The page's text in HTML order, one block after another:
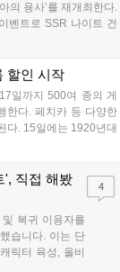
의 용사’를 재개최한다.
벤트로 SSR 나이트 건
3,000개를 지급하며,
특별 프로그램을 시청
할인 시작
일까지 500여 종의 게
한다. 페치카 등 다양한
다. 15일에는 1920년대
부터 17일까지는 국내
', 직접 해봤
복귀 이용자를
습니다. 이는 단
릭터 육성, 올비
계 과정을 통해
4